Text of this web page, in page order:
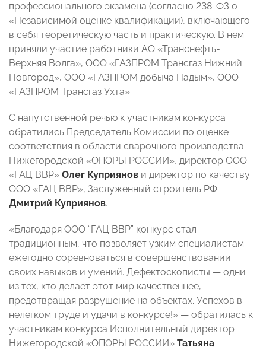
профессионального экзамена (согласно 238-ФЗ о
«Независимой оценке квалификации), включающего
в себя теоретическую часть и практическую. В нем
приняли участие работники АО «Транснефть-
Верхняя Волга», ООО «ГАЗПРОМ Трансгаз Нижний
Новгород», ООО «ГАЗПРОМ добыча Надым», ООО
«ГАЗПРОМ Трансгаз Ухта»
С напутственной речью к участникам конкурса
обратились Председатель Комиссии по оценке
соответствия в области сварочного производства
Нижегородской «ОПОРЫ РОССИИ», директор ООО
«ГАЦ ВВР» Олег Куприянов и директор по качеству
ООО «ГАЦ ВВР», Заслуженный строитель РФ
Дмитрий Куприянов.
«Благодаря ООО “ГАЦ ВВР” конкурс стал
традиционным, что позволяет узким специалистам
ежегодно соревноваться в совершенствовании
своих навыков и умений. Дефектоскописты — одни
из тех, кто делает этот мир качественнее,
предотвращая разрушение на объектах. Успехов в
нелегком труде и удачи в конкурсе!» — обратилась к
участникам конкурса Исполнительный директор
Нижегородской «ОПОРЫ РОССИИ» Татьяна